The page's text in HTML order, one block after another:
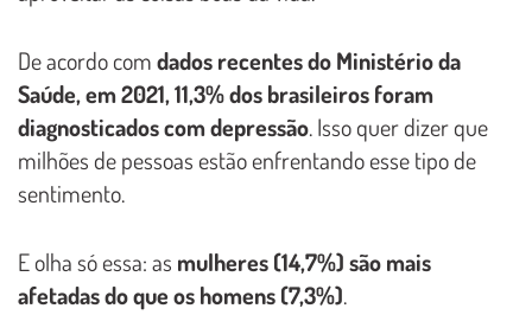
De acordo comdados recentes do Ministério da
Saúde, em 2021, 11,3% dos brasileiros foram
diagnosticados com depressão. Isso quer dizer que
milhões de pessoas estão enfrentando esse tipo de
sentimento.
E olha só essa: as mulheres (14,7%) são mais
afetadas do que os homens (7,3%).